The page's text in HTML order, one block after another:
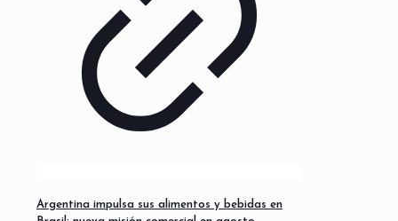
Argentina impulsa sus alimentos y bebidas en